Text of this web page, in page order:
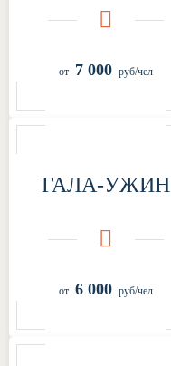
7 000
ГАЛА-УЖИН
6 000